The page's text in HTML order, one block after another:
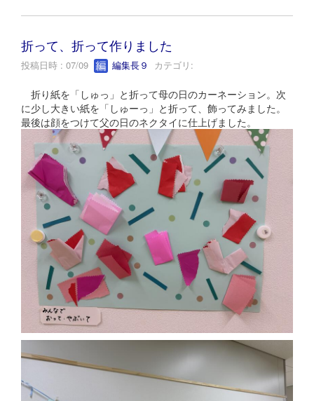
折って、折って作りました
投稿日時 : 07/09 編集長９ カテゴリ:
折り紙を「しゅっ」と折って母の日のカーネーション。次
に少し大きい紙を「しゅーっ」と折って、飾ってみました。
最後は顔をつけて父の日のネクタイに仕上げました。